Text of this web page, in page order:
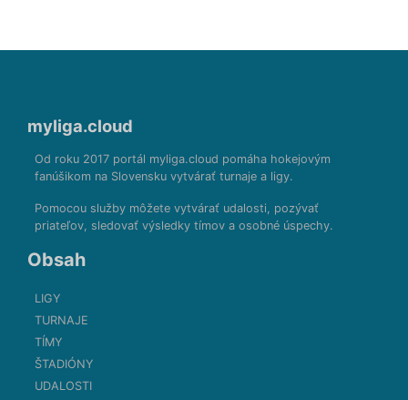
myliga.cloud
Od roku 2017 portál myliga.cloud pomáha hokejovým
fanúšikom na Slovensku vytvárať turnaje a ligy.
Pomocou služby môžete vytvárať udalosti, pozývať
priateľov, sledovať výsledky tímov a osobné úspechy.
Obsah
LIGY
TURNAJE
TÍMY
ŠTADIÓNY
UDALOSTI